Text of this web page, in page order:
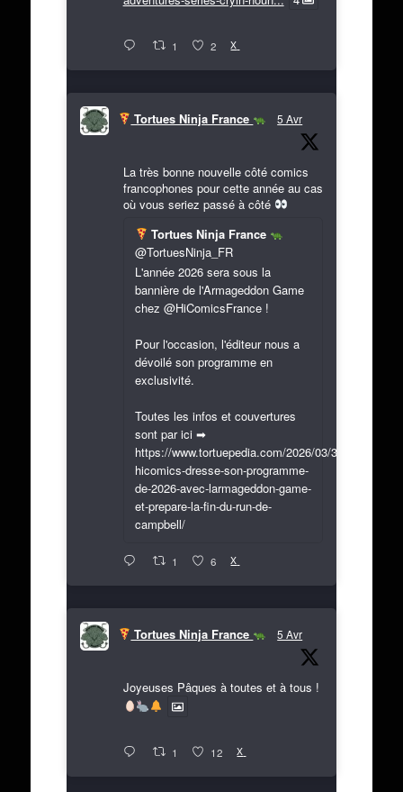
1 2 X
Tortues Ninja France 5 Avr
La très bonne nouvelle côté comics
francophones pour cette année au cas
où vous seriez passé à côté
Tortues Ninja France
@TortuesNinja_FR
L'année 2026 sera sous la
bannière de l'Armageddon Game
chez @HiComicsFrance !
Pour l'occasion, l'éditeur nous a
dévoilé son programme en
exclusivité.
Toutes les infos et couvertures
sont par ici ➡
https://www.tortuepedia.com/2026/03/31/exclusif-
hicomics-dresse-son-programme-
de-2026-avec-larmageddon-game-
et-prepare-la-fin-du-run-de-
campbell/
1 6 X
Tortues Ninja France 5 Avr
Joyeuses Pâques à toutes et à tous !
1 12 X